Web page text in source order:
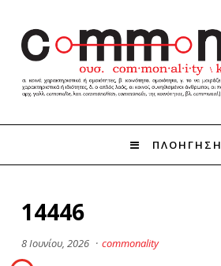
ΠΛΟΗΓΗΣΗ
14446
8 Ιουνίου, 2026 · commonality